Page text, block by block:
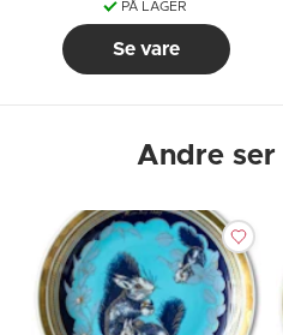
PÅ LAGER
Se vare
Andre ser